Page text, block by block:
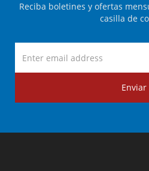
Reciba boletines y ofertas
casilla de
Enviar